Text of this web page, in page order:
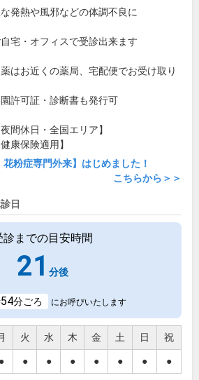
発熱や風邪などの体調不良に
自宅・オフィスで受診出来ます
はお近くの薬局、宅配便でお受け取り
許可証・診断書も発行可
夜間休日・全国エリア】
健康保険適用】
花粉症専門外来】はじめました！
こちらから＞＞
日
診までの目安時間
21 分後
54分ごろ にお呼びいたします
火 水 木 金 土 日 祝
● ● ● ● ● ● ● ●